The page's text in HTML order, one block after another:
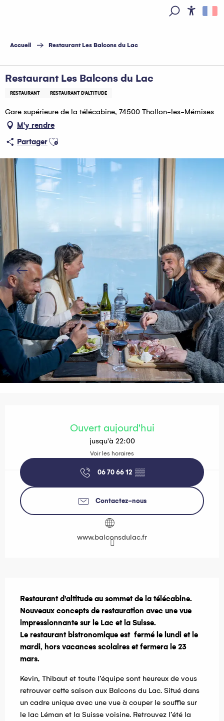
principal
Accueil Restaurant Les Balcons du Lac
Restaurant Les Balcons du Lac
RESTAURANT RESTAURANT D'ALTITUDE
Gare supérieure de la télécabine, 74500 Thollon-les-Mémises
M'y rendre
PartagerAjouter aux favoris
Ouvert aujourd'hui
jusqu'à 22:00
Voir les horaires
06 70 66 12 ▒▒
Contactez-nous
www.balconsdulac.fr
Restaurant d'altitude au sommet de la télécabine.
Nouveaux concepts de restauration avec une vue
impressionnante sur le Lac et la Suisse.
Le restaurant bistronomique est  fermé le lundi et le
mardi, hors vacances scolaires et fermera le 23
mars.
Kevin, Thibaut et toute l’équipe sont heureux de vous
retrouver cette saison aux Balcons du Lac. Situé dans
un cadre unique avec une vue à couper le souffle sur
le lac Léman et la Suisse voisine. Retrouvez l’été la